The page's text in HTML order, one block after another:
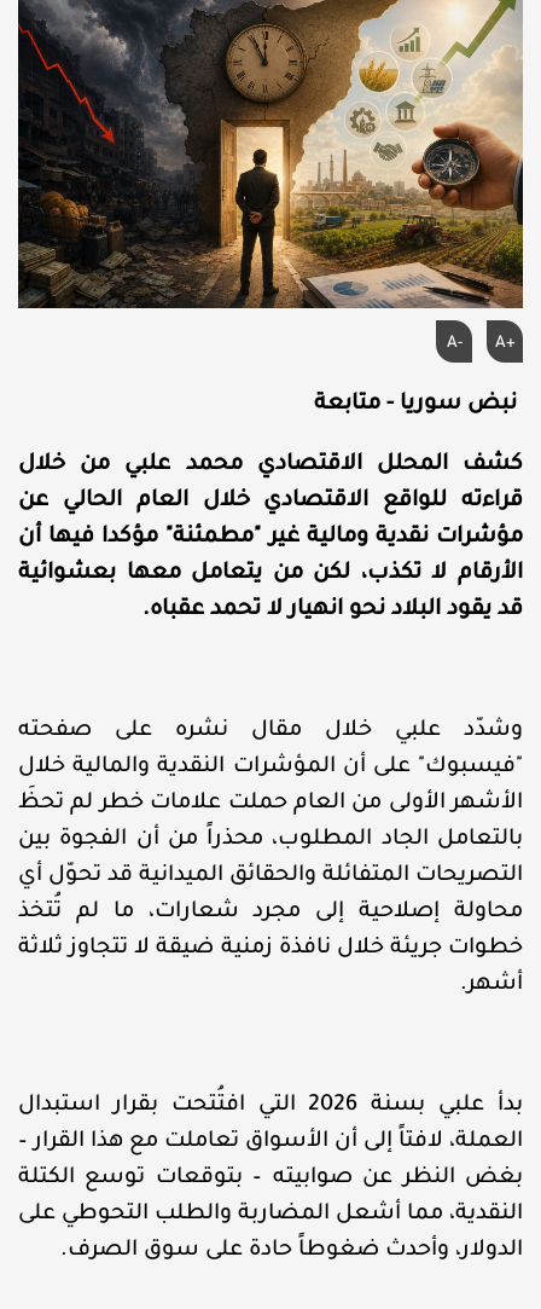
A+
A-
نبض سوريا - متابعة
كشف المحلل الاقتصادي محمد علبي من خلال
قراءته للواقع الاقتصادي خلال العام الحالي عن
مؤشرات نقدية ومالية غير "مطمئنة" مؤكدا فيها أن
الأرقام لا تكذب، لكن من يتعامل معها بعشوائية
قد يقود البلاد نحو انهيار لا تحمد عقباه.
وشدّد علبي خلال مقال نشره على صفحته
"فيسبوك" على أن المؤشرات النقدية والمالية خلال
الأشهر الأولى من العام حملت علامات خطر لم تحظَ
بالتعامل الجاد المطلوب، محذراً من أن الفجوة بين
التصريحات المتفائلة والحقائق الميدانية قد تحوّل أي
محاولة إصلاحية إلى مجرد شعارات، ما لم تُتخذ
خطوات جريئة خلال نافذة زمنية ضيقة لا تتجاوز ثلاثة
أشهر.
بدأ علبي بسنة 2026 التي افتُتحت بقرار استبدال
العملة، لافتاً إلى أن الأسواق تعاملت مع هذا القرار –
بغض النظر عن صوابيته – بتوقعات توسع الكتلة
النقدية، مما أشعل المضاربة والطلب التحوطي على
الدولار، وأحدث ضغوطاً حادة على سوق الصرف.